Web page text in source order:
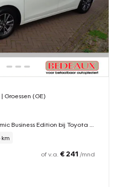
| Groessen (GE)
km
of v.a. € 241 /mnd